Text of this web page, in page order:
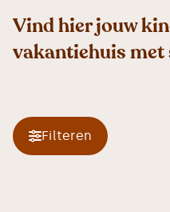
Vind hier jouw
vakantiehuis met
Filteren